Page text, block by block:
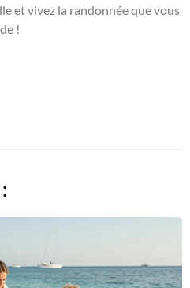
et vivez la randonnée que vous
!